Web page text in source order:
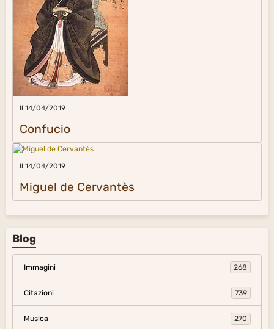
Il 14/04/2019
Confucio
Il 14/04/2019
Miguel de Cervantès
Blog
Immagini 268
Citazioni 739
Musica 270